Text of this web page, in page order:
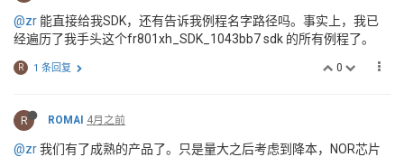
@zr 能直接给我SDK，还有告诉我例程名字路径吗。事实上，我已
经遍历了我手头这个fr801xh_SDK_1043bb7 sdk 的所有例程了。
0
R 1 条回复
R ROMAI 4月之前
@zr我们有了成熟的产品了。只是量大之后考虑到降本，NOR芯片